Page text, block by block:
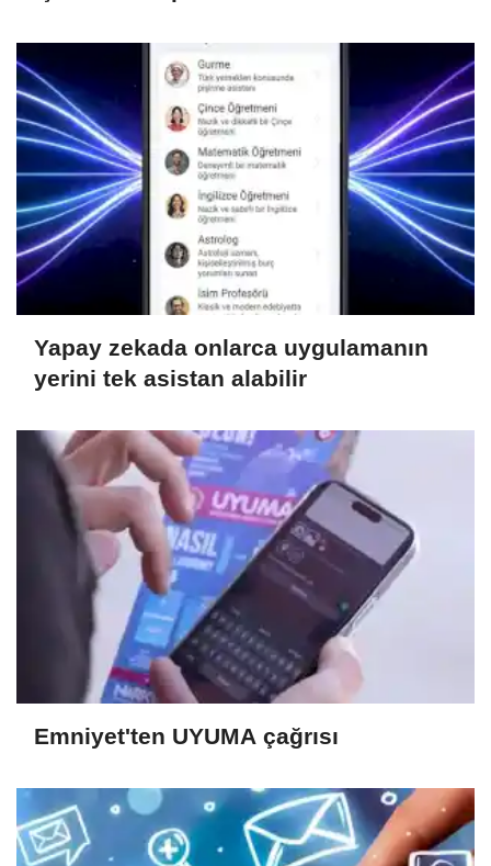
Yapay zekada onlarca uygulamanın
yerini tek asistan alabilir
Emniyet'ten UYUMA çağrısı